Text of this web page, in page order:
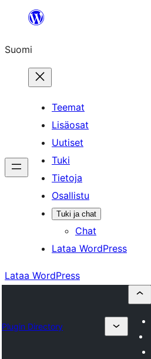
Suomi
Teemat
Lisäosat
Uutiset
Tuki
Tietoja
Osallistu
Tuki ja chat
Chat
Lataa WordPress
Lataa WordPress
Plugin Directory